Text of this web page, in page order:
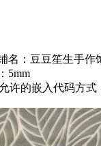
名：豆豆笙生手作
5mm
许的嵌入代码方式